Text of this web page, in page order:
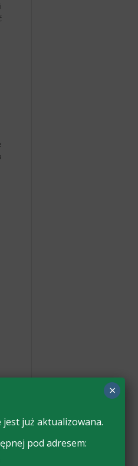
już aktualizowana.
pod adresem:
×